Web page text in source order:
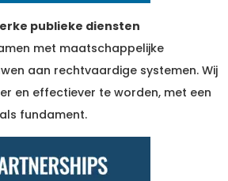
publieke diensten
met maatschappelijke
aan rechtvaardige systemen. Wij
en effectiever te worden, met een
fundament.